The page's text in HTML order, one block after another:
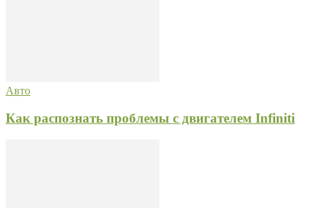
Авто
Как распознать проблемы с двигателем Infiniti